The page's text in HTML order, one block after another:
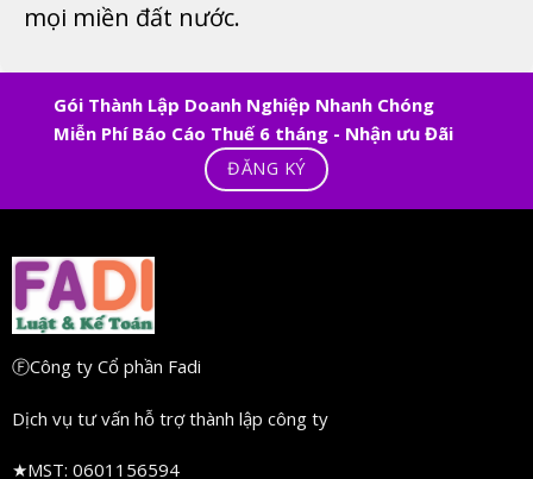
mọi miền đất nước.
Gói Thành Lập Doanh Nghiệp Nhanh Chóng
Miễn Phí Báo Cáo Thuế 6 tháng - Nhận ưu Đãi
ĐĂNG KÝ
ⒻCông ty Cổ phần Fadi
Dịch vụ tư vấn hỗ trợ thành lập công ty
★MST: 0601156594